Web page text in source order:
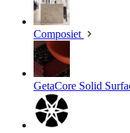
Composiet
GetaCore Solid